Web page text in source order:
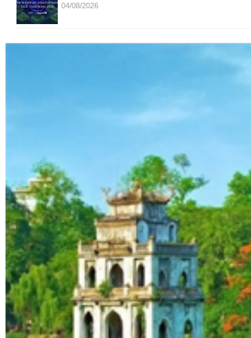
04/08/2026